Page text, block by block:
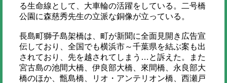
る生命線として、大車輪の活躍をしている。二号橋
公園に森慈秀先生の立派な銅像が立っている。
長島町獅子島架橋は、町が新聞に全面見開き広告宣
伝しており、全国でも横浜市～千葉県を結ぶ案も出
されており、先を越されてしまう…と訴えた。また
宮古島の池間大橋、伊良部大橋、來間橋、永良部大
橋のほか、甑島橋、リオ・アンテリオン橋、西瀬戸